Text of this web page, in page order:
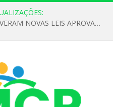
DECLARAMOS QUE NÃO HOUVERAM NOVAS LEIS APROVADAS ATÉ O MOMENTO PARA O INSTITUTO DE PREVIDÊNCIA NO ANO DE 2026